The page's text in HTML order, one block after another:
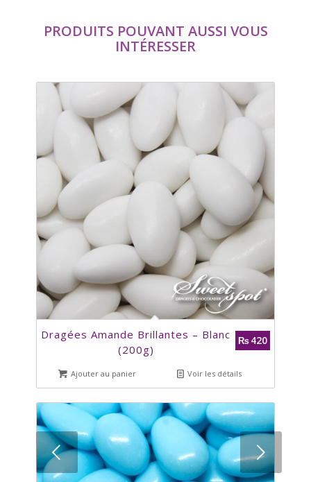
PRODUITS POUVANT AUSSI VOUS
INTÉRESSER
Dragées Amande Brillantes – Blanc
(200g)
₨420
Ajouter au panier Voir les détails
Suivant